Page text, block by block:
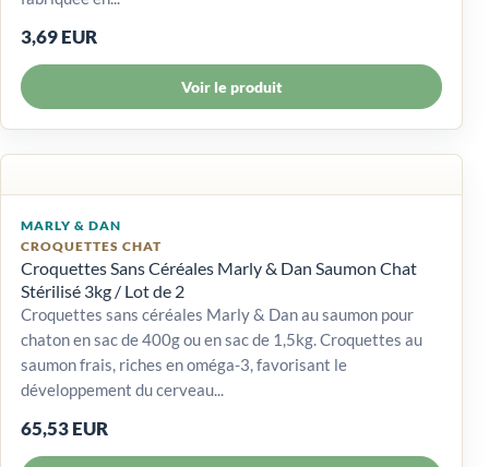
3,69 EUR
Voir le produit
MARLY & DAN
CROQUETTES CHAT
Croquettes Sans Céréales Marly & Dan Saumon Chat
Stérilisé 3kg / Lot de 2
Croquettes sans céréales Marly & Dan au saumon pour
chaton en sac de 400g ou en sac de 1,5kg. Croquettes au
saumon frais, riches en oméga-3, favorisant le
développement du cerveau...
65,53 EUR